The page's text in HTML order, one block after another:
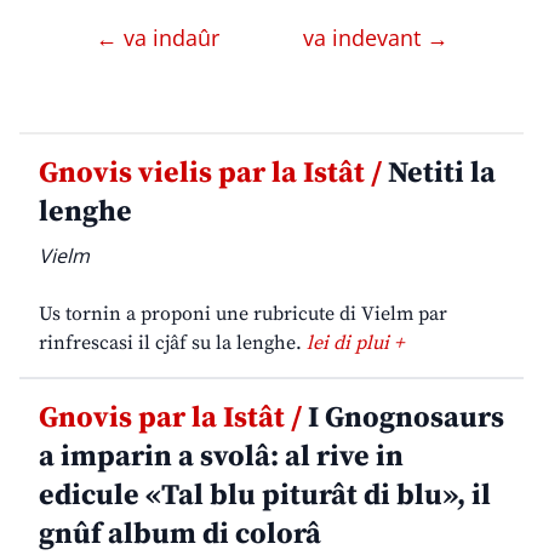
← va indaûr va indevant →
Gnovis vielis par la Istât /Netiti la
lenghe
Vielm
Us tornin a proponi une rubricute di Vielm par
rinfrescasi il cjâf su la lenghe. lei di plui +
Gnovis par la Istât /I Gnognosaurs
a imparin a svolâ: al rive in
edicule «Tal blu piturât di blu», il
gnûf album di colorâ